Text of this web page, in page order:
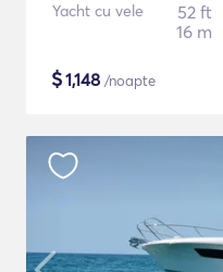
Yacht cu vele
52 ft
16 m
$1,148 /noapte